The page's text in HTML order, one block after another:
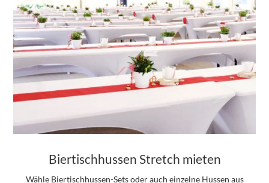
Biertischhussen Stretch mieten
Wähle Biertischhussen-Sets oder auch einzelne Hussen aus